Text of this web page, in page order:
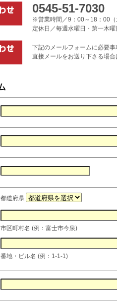
0545-51-7030
※営業時間／9：00～18：00（
定休日／毎週水曜日・第一木曜
下記のメールフォームに必要事
直接メールをお送り下さる場合
都道府県
市区町村名 (例：富士市今泉)
番地・ビル名 (例：1-1-1)